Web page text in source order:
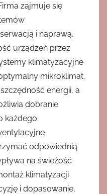
zajmuje się
i naprawą,
urządzeń przez
klimatyzacyjne
mikroklimat,
energii, a
dobranie
każdego
odpowiednią
na świeżość
klimatyzacji
i dopasowanie,